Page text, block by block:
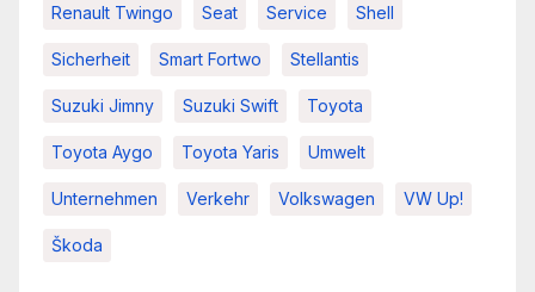
Renault Twingo Seat Service Shell
Sicherheit Smart Fortwo Stellantis
Suzuki Jimny Suzuki Swift Toyota
Toyota Aygo Toyota Yaris Umwelt
Unternehmen Verkehr Volkswagen VW Up!
Škoda